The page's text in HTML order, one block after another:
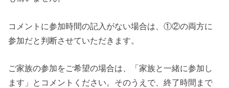
コメントに参加時間の記入がない場合は、①②の両方に
参加だと判断させていただきます。
ご家族の参加をご希望の場合は、「家族と一緒に参加し
ます」とコメントください。そのうえで、終了時間まで